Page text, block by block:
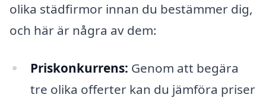
olika städfirmor innan du bestämmer dig,
och här är några av dem:
Priskonkurrens: Genom att begära
tre olika offerter kan du jämföra priser